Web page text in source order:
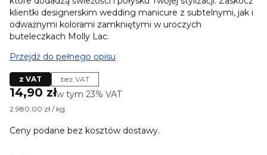
klientki designerskim wedding manicure z subtelnymi, jak i
odważnymi kolorami zamkniętymi w uroczych
buteleczkach Molly Lac.
Przejdź do pełnego opisu
z VAT bez VAT
Cena
14,90 złw tym 23% VAT
w tym 23% VAT
2 980,00 zł / kg
Ceny podane bez kosztów dostawy.